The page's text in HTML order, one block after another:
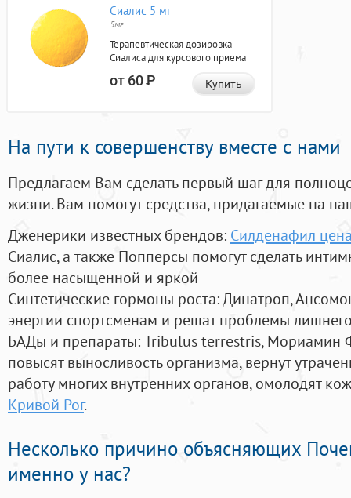
Сиалис 5 мг
5мг
Терапевтическая дозировка
Сиалиса для курсового приема
от 60Р Купить
На пути к совершенству вместе с нами
Предлагаем Вам сделать первый шаг для
жизни. Вам помогут средства, придагаемые на
Дженерики известных брендов: Силденафил
Сиалис, а также Попперсы помогут сделать
более насыщенной и яркой
Синтетические гормоны роста: Динатроп,
энергии спортсменам и решат проблемы
БАДы и препараты:Tribulus terrestris, Мориамин
повысят выносливость организма, вернут
работу многих внутренних органов, омолодят
Кривой Рог.
Несколько причино объясняющих
именно у нас?